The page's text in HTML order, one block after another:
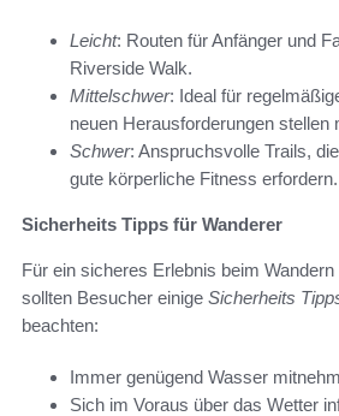
Leicht: Routen für Anfänger und
Riverside Walk.
Mittelschwer: Ideal für
neuen Herausforderungen stellen
Schwer: Anspruchsvolle Trails,
gute körperliche Fitness erfordern.
Sicherheits Tipps für Wanderer
Für ein sicheres Erlebnis beim
sollten Besucher einige Sicherheits
beachten:
Immer genügend Wasser
Sich im Voraus über das Wetter